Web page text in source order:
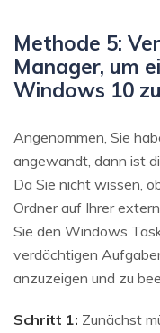
Methode 5:
Manager, um
Windows 10
Angenommen, Sie
angewandt, dann ist
Da Sie nicht wissen,
Ordner auf Ihrer
Sie den Windows
verdächtigen
anzuzeigen und zu
Schritt 1: Zunächst